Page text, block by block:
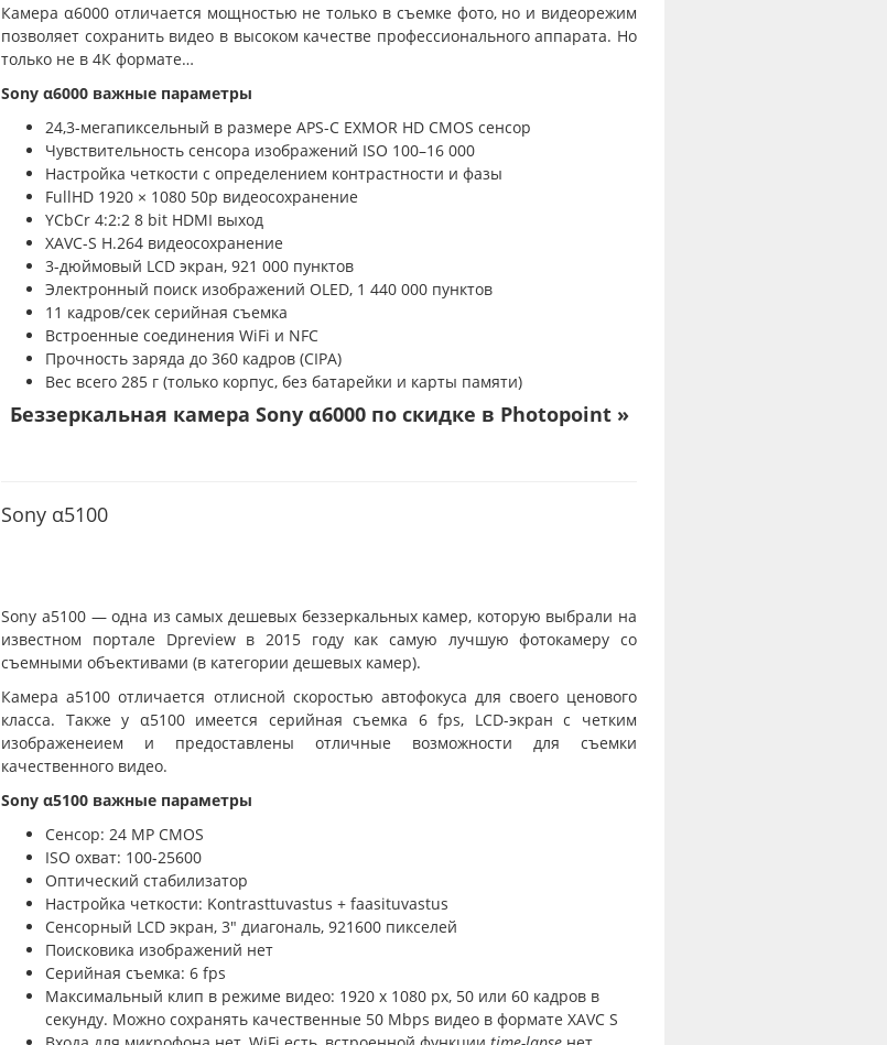
Камера α6000 отличается мощностью не только в съемке фото, но и видеорежим
позволяет сохранить видео в высоком качестве профессионального аппарата. Но
только не в 4К формате…
Sony α6000 важные параметры
24,3-мегапиксельный в размере APS-C EXMOR HD CMOS сенсор
Чувствительность сенсора изображений ISO 100–16 000
Настройка четкости с определением контрастности и фазы
FullHD 1920 × 1080 50p видеосохранение
YCbCr 4:2:2 8 bit HDMI выход
XAVC-S H.264 видеосохранение
3-дюймовый LCD экран, 921 000 пунктов
Электронный поиск изображений OLED, 1 440 000 пунктов
11 кадров/сек серийная съемка
Встроенные соединения WiFi и NFC
Прочность заряда до 360 кадров (CIPA)
Вес всего 285 г (только корпус, без батарейки и карты памяти)
Беззеркальная камера Sony α6000 по скидке в Photopoint »
Sony α5100
Sony a5100 — одна из самых дешевых беззеркальных камер, которую выбрали на
известном портале Dpreview в 2015 году как самую лучшую фотокамеру со
съемными объективами (в категории дешевых камер).
Камера a5100 отличается отлисной скоростью автофокуса для своего ценового
класса. Также у α5100 имеется серийная съемка 6 fps, LCD-экран с четким
изображенеием и предоставлены отличные возможности для съемки
качественного видео.
Sony α5100 важные параметры
Сенсор: 24 MP CMOS
ISO охват: 100-25600
Оптический стабилизатор
Настройка четкости: Kontrasttuvastus + faasituvastus
Сенсорный LCD экран, 3″ диагональ, 921600 пикселей
Поисковика изображений нет
Серийная съемка: 6 fps
Максимальный клип в режиме видео: 1920 x 1080 px, 50 или 60 кадров в
секунду. Можно сохранять качественные 50 Mbps видео в формате XAVC S